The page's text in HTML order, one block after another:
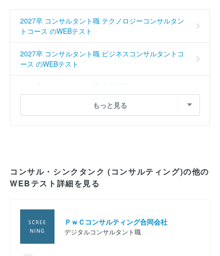
2027卒 コンサルタント職 テクノロジーコンサルタン
トコース のWEBテスト
2027卒 コンサルタント職 ビジネスコンサルタントコ
ース のWEBテスト
2027卒 コンサルタント職 公共経営コンサルタントコ
ース のWEBテスト
2027卒 コンサルタント職 テクノロジーコンサルタン
トコース のWEBテスト
2027卒 コンサルタント職 AIコンサルタントコース
2027卒 コンサルタント職 テクノロジーコンサルタン
トコース のWEBテスト
もっと見る
コンサル・シンクタンク (コンサルティング)の他の
WEBテスト詳細を見る
ＰｗＣコンサルティング合同会社
デジタルコンサルタント職